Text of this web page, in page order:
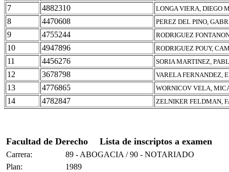
7 4882310 LONGA VIERA, DIEGO
8 4470608 PEREZ DEL PINO,
9 4755244 RODRIGUEZ
10 4947896 RODRIGUEZ POUY,
11 4456276 SORIA MARTINEZ,
12 3678798 VARELA FERNANDEZ,
13 4776865 WORNICOV VELA,
14 4782847 ZELNIKER FELDMAN,
Facultad de Derecho Lista de inscriptos a examen
Carrera:
89 - ABOGACIA / 90 - NOTARIADO
Plan:
1989